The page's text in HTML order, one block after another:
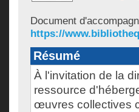
Document
https://
Résumé
À l'invitation de la
ressource
œuvres collectives